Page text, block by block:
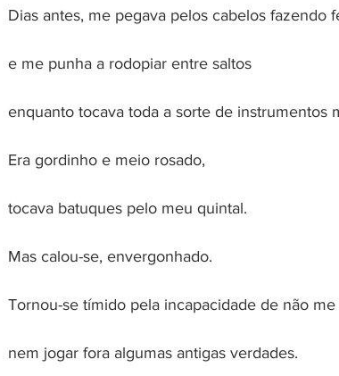
Dias antes, me pegava pelos cabelos fazendo
e me punha a rodopiar entre saltos
enquanto tocava toda a sorte de instrumentos
Era gordinho e meio rosado,
tocava batuques pelo meu quintal.
Mas calou-se, envergonhado.
Tornou-se tímido pela incapacidade de não
nem jogar fora algumas antigas verdades.